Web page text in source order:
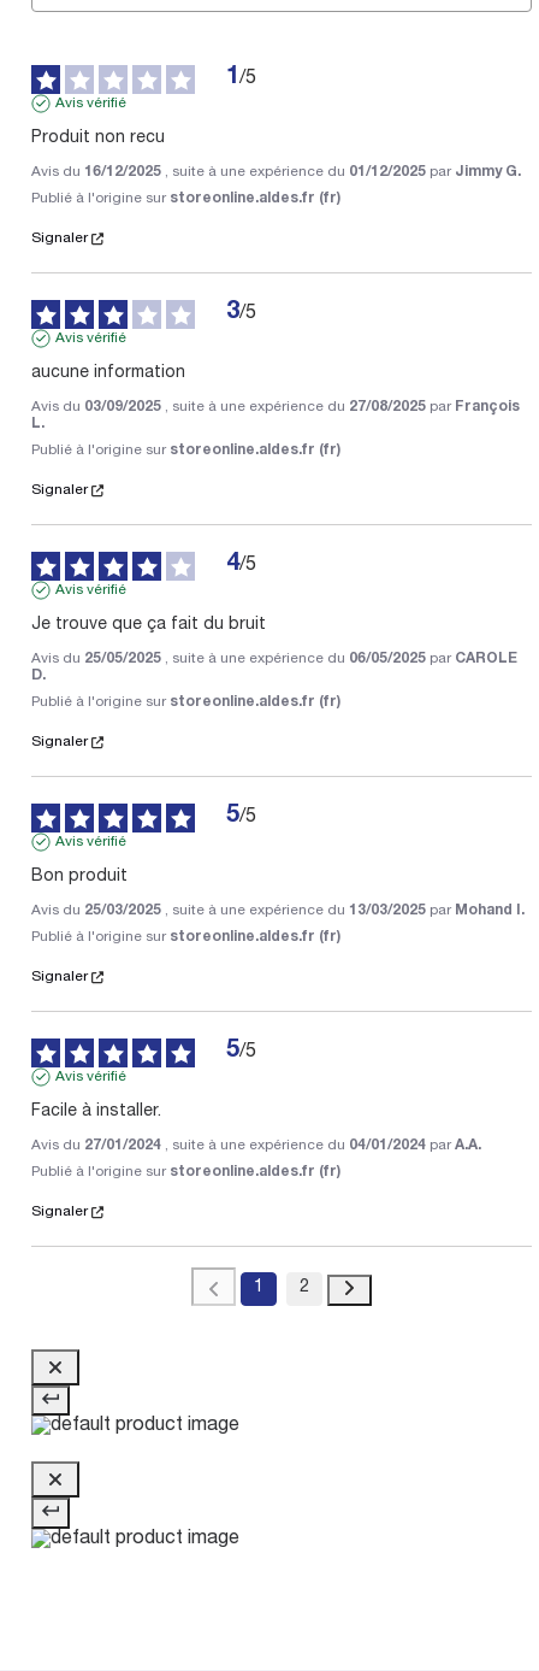
1/5
Avis vérifié
Produit non recu
Avis du 16/12/2025 , suite à une expérience du 01/12/2025 par Jimmy G.
Publié à l'origine sur storeonline.aldes.fr (fr)
Signaler
3/5
Avis vérifié
aucune information
Avis du 03/09/2025 , suite à une expérience du 27/08/2025 par François
L.
Publié à l'origine sur storeonline.aldes.fr (fr)
Signaler
4/5
Avis vérifié
Je trouve que ça fait du bruit
Avis du 25/05/2025 , suite à une expérience du 06/05/2025 par CAROLE
D.
Publié à l'origine sur storeonline.aldes.fr (fr)
Signaler
5/5
Avis vérifié
Bon produit
Avis du 25/03/2025 , suite à une expérience du 13/03/2025 par Mohand I.
Publié à l'origine sur storeonline.aldes.fr (fr)
Signaler
5/5
Avis vérifié
Facile à installer.
Avis du 27/01/2024 , suite à une expérience du 04/01/2024 parA.A.
Publié à l'origine sur storeonline.aldes.fr (fr)
Signaler
1 2